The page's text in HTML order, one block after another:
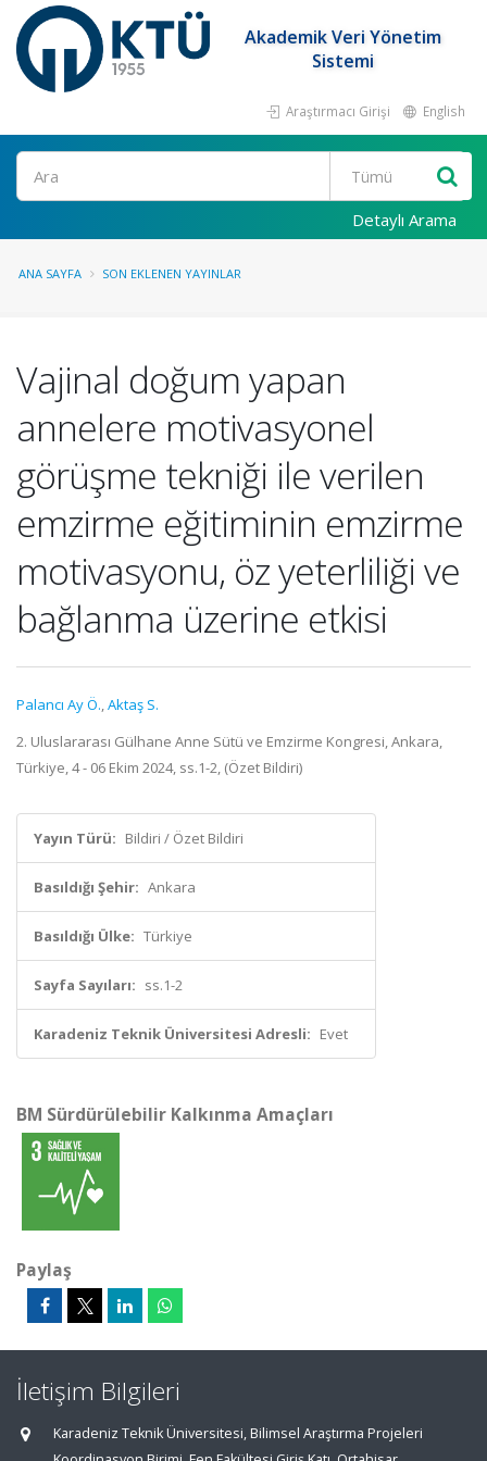
Akademik Veri Yönetim
Sistemi
Araştırmacı Girişi English
Ara
Detaylı Arama
ANA SAYFA SON EKLENEN YAYINLAR
Vajinal doğum yapan
annelere motivasyonel
görüşme tekniği ile verilen
emzirme eğitiminin emzirme
motivasyonu, öz yeterliliği ve
bağlanma üzerine etkisi
Palancı Ay Ö.,Aktaş S.
2. Uluslararası Gülhane Anne Sütü ve Emzirme Kongresi, Ankara,
Türkiye, 4 - 06 Ekim 2024, ss.1-2, (Özet Bildiri)
Yayın Türü: Bildiri / Özet Bildiri
Basıldığı Şehir: Ankara
Basıldığı Ülke: Türkiye
Sayfa Sayıları: ss.1-2
Karadeniz Teknik Üniversitesi Adresli: Evet
BM Sürdürülebilir Kalkınma Amaçları
Paylaş
İletişim Bilgileri
Karadeniz Teknik Üniversitesi, Bilimsel Araştırma Projeleri